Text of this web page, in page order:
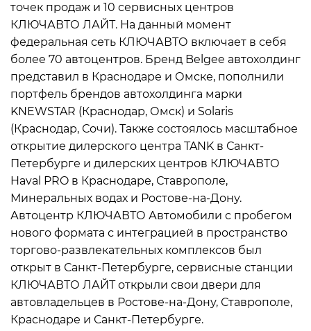
точек продаж и 10 сервисных центров
КЛЮЧАВТО ЛАЙТ. На данный момент
федеральная сеть КЛЮЧАВТО включает в себя
более 70 автоцентров. Бренд Belgee автохолдинг
представил в Краснодаре и Омске, пополнили
портфель брендов автохолдинга марки
KNEWSTAR (Краснодар, Омск) и Solaris
(Краснодар, Сочи). Также состоялось масштабное
открытие дилерского центра TANK в Санкт-
Петербурге и дилерских центров КЛЮЧАВТО
Haval PRO в Краснодаре, Ставрополе,
Минеральных водах и Ростове-на-Дону.
Автоцентр КЛЮЧАВТО Автомобили с пробегом
нового формата с интеграцией в пространство
торгово-развлекательных комплексов был
открыт в Санкт-Петербурге, сервисные станции
КЛЮЧАВТО ЛАЙТ открыли свои двери для
автовладельцев в Ростове-на-Дону, Ставрополе,
Краснодаре и Санкт-Петербурге.